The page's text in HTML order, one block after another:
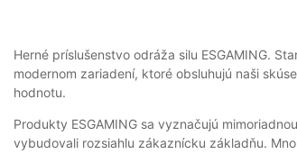
Herné príslušenstvo odráža silu ESGAMING.
modernom zariadení, ktoré obsluhujú naši
hodnotu.
Produkty ESGAMING sa vyznačujú
vybudovali rozsiahlu zákaznícku základňu.